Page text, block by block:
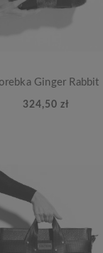
Ginger Rabbit
324,50 zł